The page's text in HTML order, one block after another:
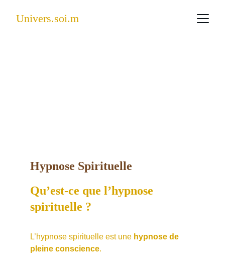
Univers.soi.m
Hypnose Spirituelle
Qu’est-ce que l’hypnose
spirituelle ?
L’hypnose spirituelle est une hypnose de
pleine conscience.